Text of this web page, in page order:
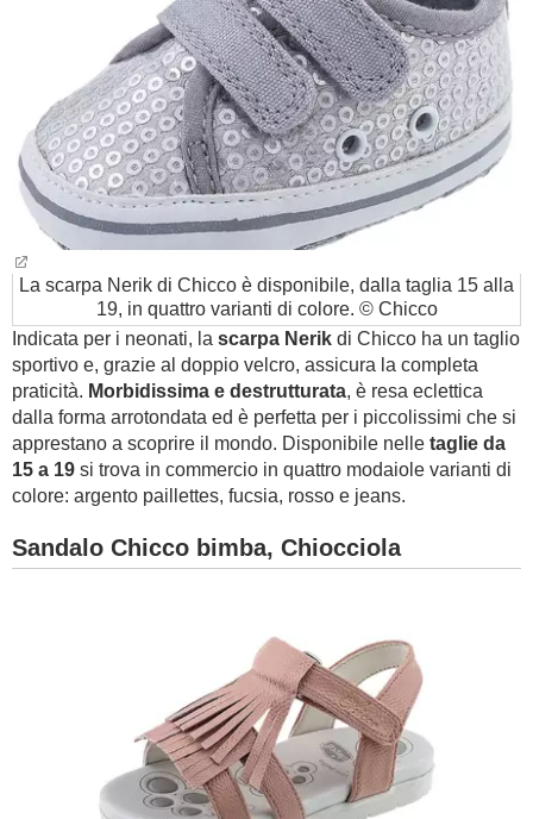
La scarpa Nerik di Chicco è disponibile, dalla taglia 15 alla
19, in quattro varianti di colore. © Chicco
Indicata per i neonati, la scarpa Nerik di Chicco ha un taglio
sportivo e, grazie al doppio velcro, assicura la completa
praticità. Morbidissima e destrutturata, è resa eclettica
dalla forma arrotondata ed è perfetta per i piccolissimi che si
apprestano a scoprire il mondo. Disponibile nelle taglie da
15 a 19 si trova in commercio in quattro modaiole varianti di
colore: argento paillettes, fucsia, rosso e jeans.
Sandalo Chicco bimba, Chiocciola